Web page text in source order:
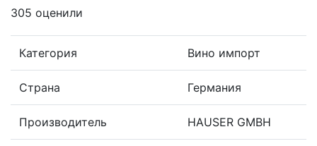
305 оценили
Категория Вино импорт
Страна Германия
Производитель HAUSER GMBH